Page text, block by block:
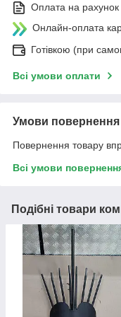
Оплата на рахунок
Онлайн-оплата
Готівкою (при
Всі умови оплати
Умови повернення
Повернення товару
Всі умови
Подібні товари